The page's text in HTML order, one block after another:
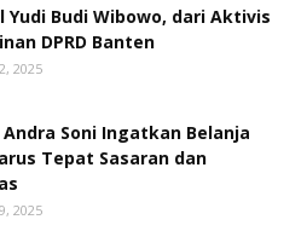
Yudi Budi Wibowo, dari Aktivis
DPRD Banten
2025
Soni Ingatkan Belanja
Tepat Sasaran dan
2025